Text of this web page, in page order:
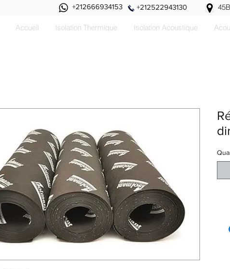
+212666934153 +212522943130
Accueil Isolation Thermique Isolation Acoustique